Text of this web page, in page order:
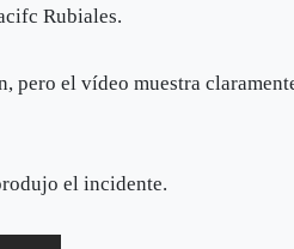
Rubiales.
pero el vídeo muestra
el incidente.